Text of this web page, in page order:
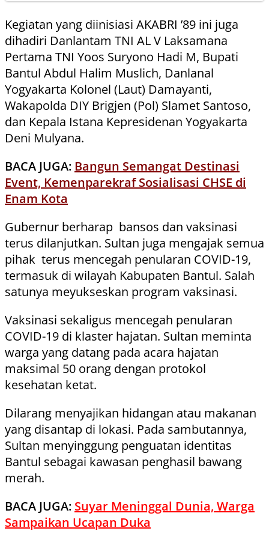
Kegiatan yang diinisiasi AKABRI ’89 ini juga
dihadiri Danlantam TNI AL V Laksamana
Pertama TNI Yoos Suryono Hadi M, Bupati
Bantul Abdul Halim Muslich, Danlanal
Yogyakarta Kolonel (Laut) Damayanti,
Wakapolda DIY Brigjen (Pol) Slamet Santoso,
dan Kepala Istana Kepresidenan Yogyakarta
Deni Mulyana.
BACA JUGA: Bangun Semangat Destinasi
Event, Kemenparekraf Sosialisasi CHSE di
Enam Kota
Gubernur berharap bansos dan vaksinasi
terus dilanjutkan. Sultan juga mengajak semua
pihak terus mencegah penularan COVID-19,
termasuk di wilayah Kabupaten Bantul. Salah
satunya meyukseskan program vaksinasi.
Vaksinasi sekaligus mencegah penularan
COVID-19 di klaster hajatan. Sultan meminta
warga yang datang pada acara hajatan
maksimal 50 orang dengan protokol
kesehatan ketat.
Dilarang menyajikan hidangan atau makanan
yang disantap di lokasi. Pada sambutannya,
Sultan menyinggung penguatan identitas
Bantul sebagai kawasan penghasil bawang
merah.
BACA JUGA: Suyar Meninggal Dunia, Warga
Sampaikan Ucapan Duka